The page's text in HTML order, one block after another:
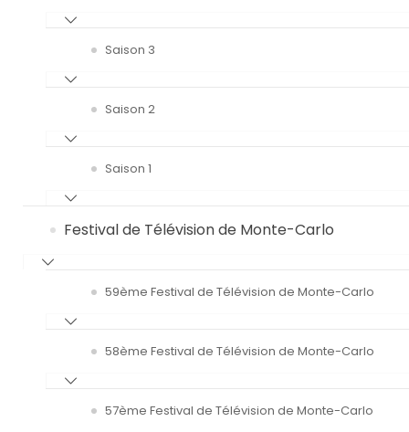
Saison 3
Saison 2
Saison 1
Festival de Télévision de Monte-Carlo
59ème Festival de Télévision de Monte-Carlo
58ème Festival de Télévision de Monte-Carlo
57ème Festival de Télévision de Monte-Carlo